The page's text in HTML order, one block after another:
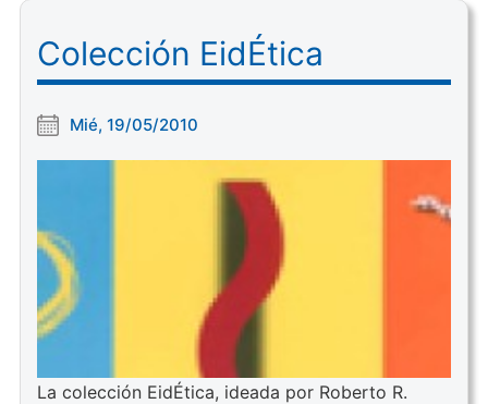
Colección EidÉtica
Mié, 19/05/2010
La colección EidÉtica, ideada por Roberto R.